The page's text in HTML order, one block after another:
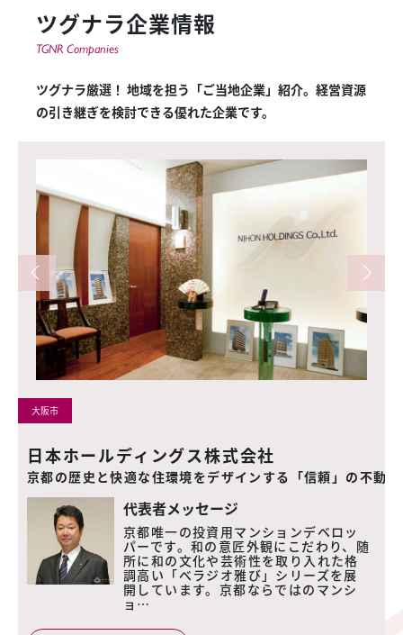
ツグナラ企業情報
TGNR Companies
ツグナラ厳選！ 地域を担う「ご当地企業」紹介。経営資源
の引き継ぎを検討できる優れた企業です。
品質」
大阪市
日本ホールディングス株式会社
京都の歴史と快適な住環境をデザインする「信頼」の不動
代表者メッセージ
京都唯一の投資用マンションデベロッ
パーです。和の意匠外観にこだわり、随
所に和の文化や芸術性を取り入れた格
調高い「べラジオ雅び」シリーズを展
開しています。京都ならではのマンシ
ョ…